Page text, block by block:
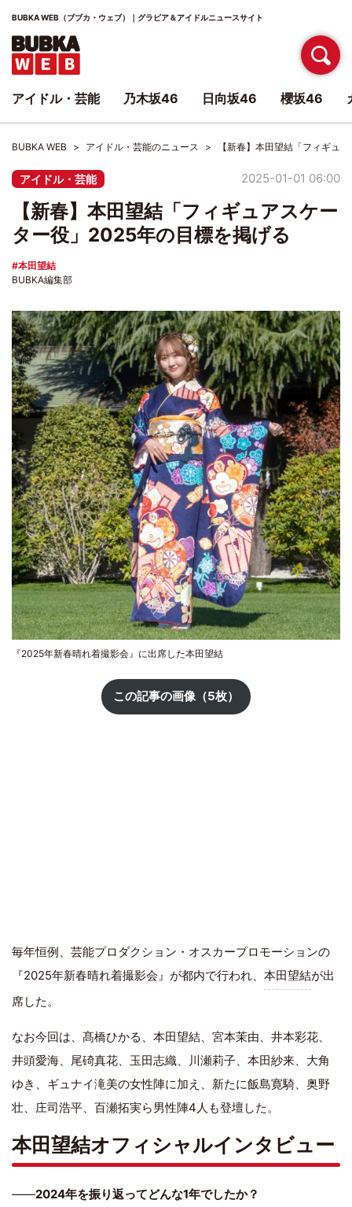
BUBKA WEB（ブブカ・ウェブ）｜グラビア＆アイドルニュースサイト
BUBKA WEB アイドル・芸能のニュース 【新春】本田望結「フィギュ
アイドル・芸能 2025-01-01 06:00
【新春】本田望結「フィギュアスケー
ター役」2025年の目標を掲げる
本田望結
BUBKA編集部
『2025年新春晴れ着撮影会』に出席した本田望結
この記事の画像（5枚）
毎年恒例、芸能プロダクション・オスカープロモーションの
『2025年新春晴れ着撮影会』が都内で行われ、 本田望結が出
席した。
なお今回は、髙橋ひかる、本田望結、宮本茉由、井本彩花、
井頭愛海、尾碕真花、玉田志織、川瀬莉子、本田紗来、大角
ゆき、ギュナイ滝美の女性陣に加え、新たに飯島寛騎、奥野
壮、庄司浩平、百瀬拓実ら男性陣4人も登壇した。
本田望結オフィシャルインタビュー
――2024年を振り返ってどんな1年でしたか？
アイドル・芸能 乃木坂46 日向坂46 櫻坂46